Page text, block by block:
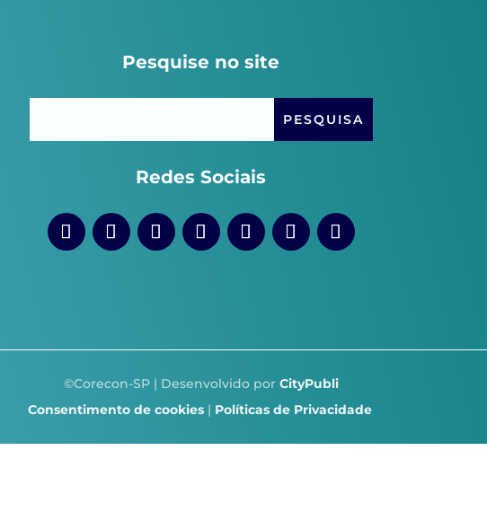
Pesquise no site
Redes Sociais
©Corecon-SP | Desenvolvido por CityPubli
Consentimento de cookies| Políticas de Privacidade